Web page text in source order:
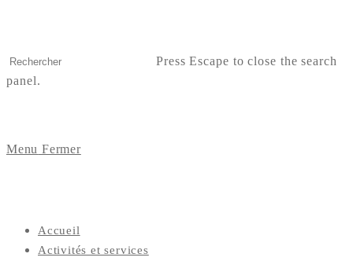
Press Escape to close the search
panel.
Menu Fermer
Accueil
Activités et services